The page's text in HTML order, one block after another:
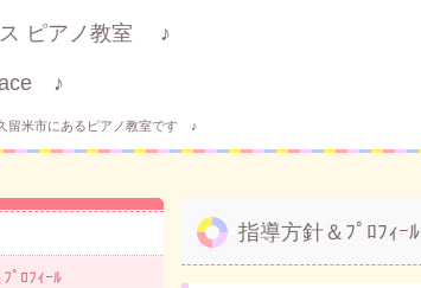
ピアノ教室 ♪
♪
留米市にあるピアノ教室です ♪
指導方針＆ﾌﾟﾛﾌｨｰﾙ
ﾟﾛﾌｨｰﾙ